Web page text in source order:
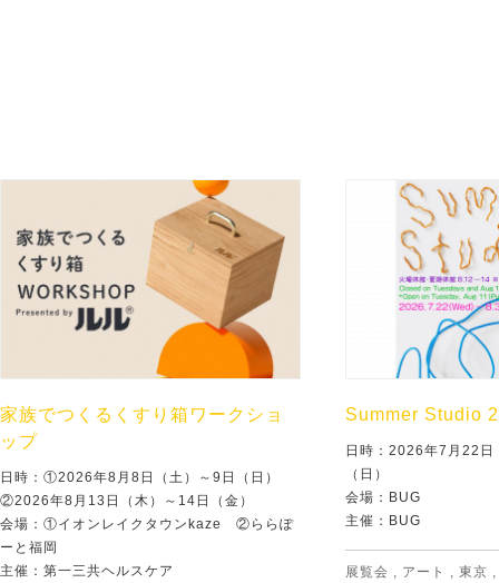
家族でつくるくすり箱ワークショ
ップ
日時：①2026年8月8日（土）～9日（日）
②2026年8月13日（木）～14日（金）
会場：①イオンレイクタウンkaze ②ららぽ
ーと福岡
主催：第一三共ヘルスケア
Summer Studio
日時：2026年7月22
（日）
会場：BUG
主催：BUG
展覧会 アート 東京